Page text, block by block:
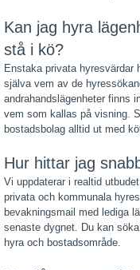
Kan jag hyra
stå i kö?
Enstaka privata hyresvärdar
själva vem av de
andrahandslägenheter finns
vem som kallas på visning.
bostadsbolag alltid ut med
Hur hittar jag
Vi uppdaterar i realtid
privata och kommunala
bevakningsmail med lediga
senaste dygnet. Du kan
hyra och bostadsområde.